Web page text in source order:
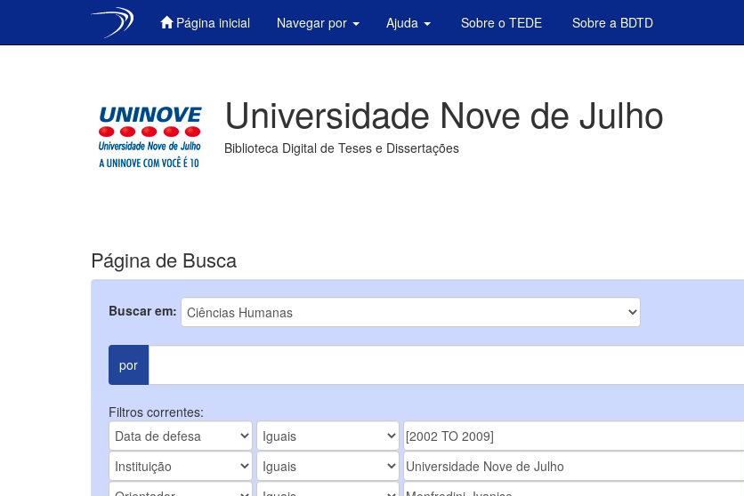
Página inicial Navegar por Ajuda Sobre o TEDE Sobre a BDTD
Universidade Nove de Julho
Biblioteca Digital de Teses e Dissertações
Página de Busca
Buscar em:
por
Filtros correntes: